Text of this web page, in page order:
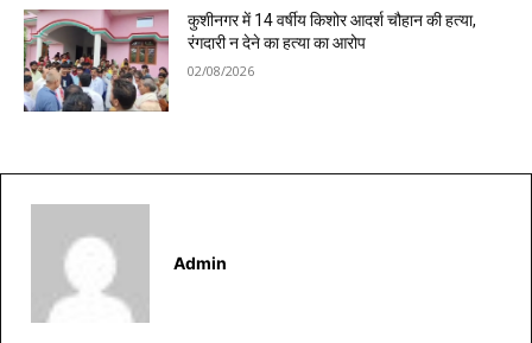
कुशीनगर में 14 वर्षीय किशोर आदर्श चौहान की हत्या,
रंगदारी न देने का हत्या का आरोप
02/08/2026
Admin